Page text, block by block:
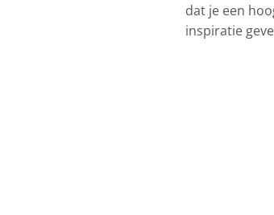
dat je een
inspiratie